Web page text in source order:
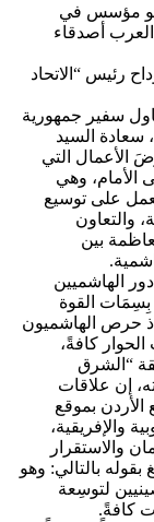
مؤسس في
العرب أصدقاء
رئيس “الاتحاد
سفير جمهورية
سعادة السيد
الأعمال التي
الأمام، وهي
على توسيع
والتعاون
بين
الهاشميين
بِسِمَات القوة
حرص الهاشميون
كافةً،
“الشرق
إن علاقات
الأردن بموقع
والإفريقية،
والاستقرار
بالتالي: وهو
لتوسِعة
كافةً.